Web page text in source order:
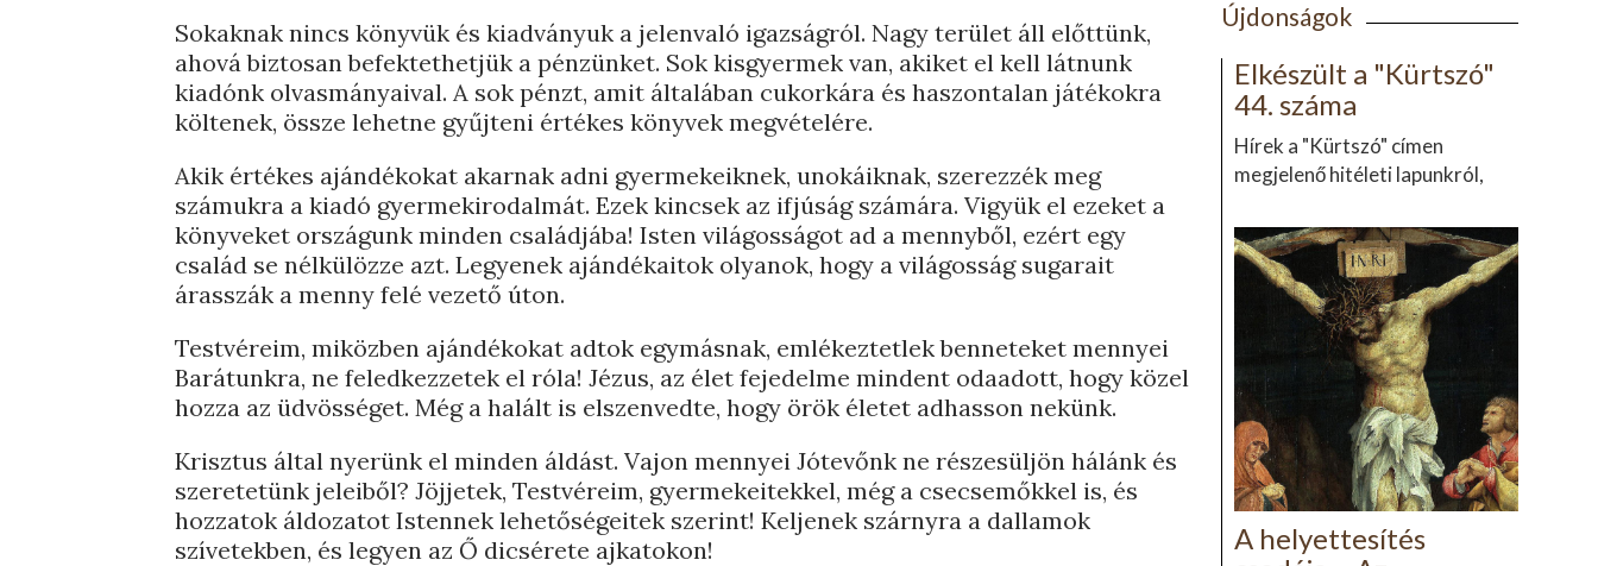
Sokaknak nincs könyvük és kiadványuk a jelenvaló igazságról. Nagy terület áll előttünk,
ahová biztosan befektethetjük a pénzünket. Sok kisgyermek van, akiket el kell látnunk
kiadónk olvasmányaival. A sok pénzt, amit általában cukorkára és haszontalan játékokra
költenek, össze lehetne gyűjteni értékes könyvek megvételére.
Akik értékes ajándékokat akarnak adni gyermekeiknek, unokáiknak, szerezzék meg
számukra a kiadó gyermekirodalmát. Ezek kincsek az ifjúság számára. Vigyük el ezeket a
könyveket országunk minden családjába! Isten világosságot ad a mennyből, ezért egy
család se nélkülözze azt. Legyenek ajándékaitok olyanok, hogy a világosság sugarait
árasszák a menny felé vezető úton.
Testvéreim, miközben ajándékokat adtok egymásnak, emlékeztetlek benneteket mennyei
Barátunkra, ne feledkezzetek el róla! Jézus, az élet fejedelme mindent odaadott, hogy közel
hozza az üdvösséget. Még a halált is elszenvedte, hogy örök életet adhasson nekünk.
Krisztus által nyerünk el minden áldást. Vajon mennyei Jótevőnk ne részesüljön hálánk és
szeretetünk jeleiből? Jöjjetek, Testvéreim, gyermekeitekkel, még a csecsemőkkel is, és
hozzatok áldozatot Istennek lehetőségeitek szerint! Keljenek szárnyra a dallamok
szívetekben, és legyen az Ő dicsérete ajkatokon!
Újdonságok
Elkészült a "Kürtszó"
44. száma
Hírek a "Kürtszó" címen
megjelenő hitéleti lapunkról,
A helyettesítés